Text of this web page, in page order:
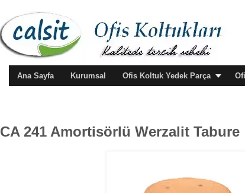
Ana Sayfa Kurumsal Ofis Koltuk Yedek Parça
CA 241 Amortisörlü Werzalit Tabure